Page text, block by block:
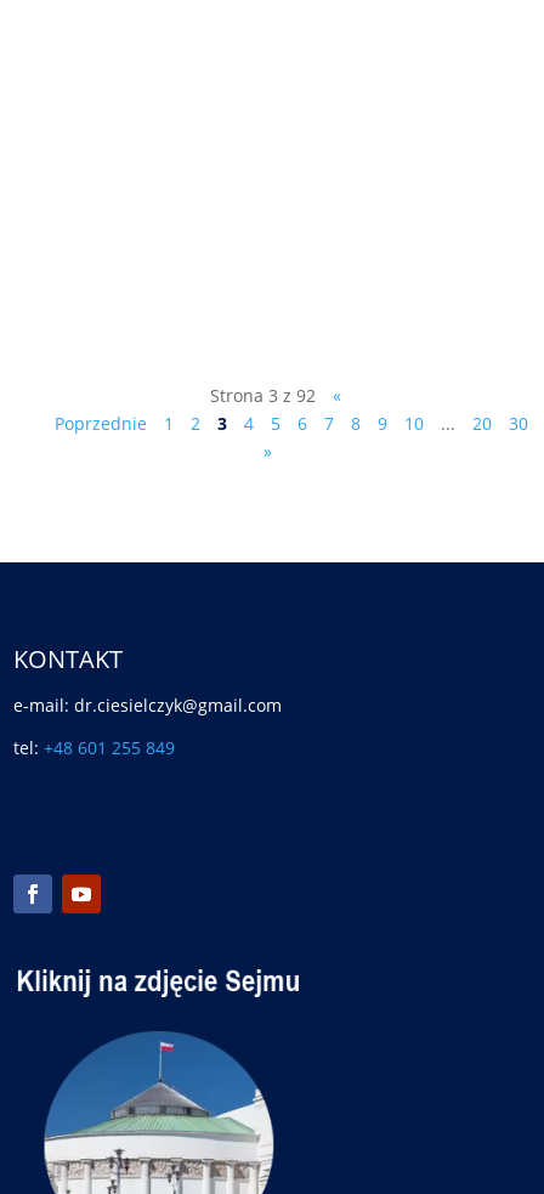
Strona 3 z 92
«
Poprzednie
1 2 3 4 5 6 7 8 9 10 ... 20
30
»
KONTAKT
e-mail: dr.ciesielczyk@gmail.com
tel:+48 601 255 849